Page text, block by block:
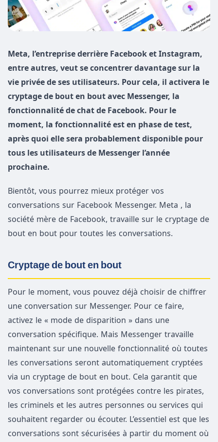
Meta, l’entreprise derrière Facebook et Instagram,
entre autres, veut se concentrer davantage sur la
vie privée de ses utilisateurs. Pour cela, il activera le
cryptage de bout en bout avec Messenger, la
fonctionnalité de chat de Facebook. Pour le
moment, la fonctionnalité est en phase de test,
après quoi elle sera probablement disponible pour
tous les utilisateurs de Messenger l’année
prochaine.
Bientôt, vous pourrez mieux protéger vos
conversations sur Facebook Messenger. Meta , la
société mère de Facebook, travaille sur le cryptage de
bout en bout pour toutes les conversations.
Cryptage de bout en bout
Pour le moment, vous pouvez déjà choisir de chiffrer
une conversation sur Messenger. Pour ce faire,
activez le « mode de disparition » dans une
conversation spécifique. Mais Messenger travaille
maintenant sur une nouvelle fonctionnalité où toutes
les conversations seront automatiquement cryptées
via un cryptage de bout en bout. Cela garantit que
vos conversations sont protégées contre les pirates,
les criminels et les autres personnes ou services qui
souhaitent regarder ou écouter. L’essentiel est que les
conversations sont sécurisées à partir du moment où